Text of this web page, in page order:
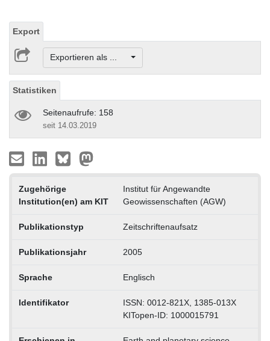
Export
Exportieren als ...
Statistiken
Seitenaufrufe: 158
seit 14.03.2019
Zugehörige
Institution(en) am KIT
Institut für Angewandte
Geowissenschaften (AGW)
Publikationstyp Zeitschriftenaufsatz
Publikationsjahr 2005
Sprache Englisch
Identifikator
ISSN: 0012-821X, 1385-013X
KITopen-ID: 1000015791